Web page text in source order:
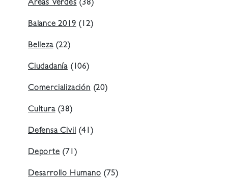
Áreas Verdes(38)
Balance 2019(12)
Belleza(22)
Ciudadanía (106)
Comercialización(20)
Cultura(38)
Defensa Civil(41)
Deporte(71)
Desarrollo Humano(75)